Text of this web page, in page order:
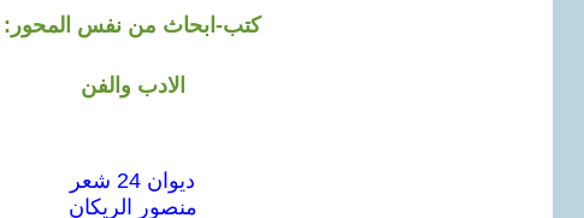
كتب-ابحاث من نفس المحور:
الادب والفن
ديوان 24 شعر
منصور الريكان